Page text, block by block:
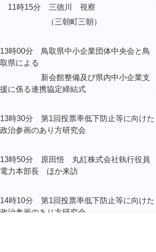
11時15分 三徳川 視察
（三朝町三朝）
13時00分 鳥取県中小企業団体中央会と鳥
取県による
新会館整備及び県内中小企業支
援に係る連携協定締結式
13時30分 第1回投票率低下防止等に向けた
政治参画のあり方研究会
13時50分 原田悟 丸紅株式会社執行役員
電力本部長 ほか来訪
14時10分 第1回投票率低下防止等に向けた
政治参画のあり方研究会